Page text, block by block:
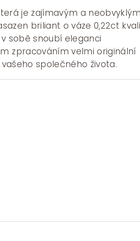
je zajímavým a
briliant o váze 0,22ct
sobě snoubí eleganci
zpracováním velmi originální
společného života.